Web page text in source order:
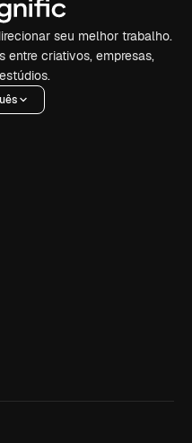
seu melhor trabalho.
entre criativos, empresas,